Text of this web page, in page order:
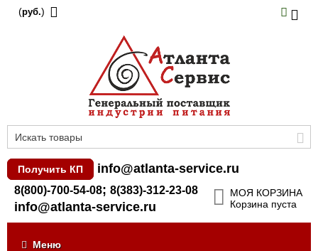
(руб.)
Получить КП info@atlanta-service.ru
8(800)-700-54-08; 8(383)-312-23-08
info@atlanta-service.ru
МОЯ КОРЗИНА
Корзина пуста
Меню